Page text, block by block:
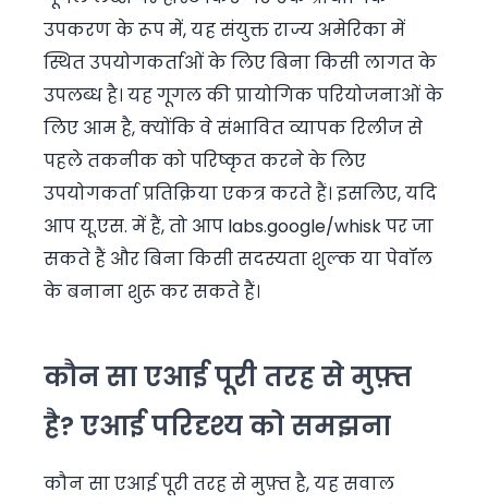
उपकरण के रूप में, यह संयुक्त राज्य अमेरिका में
स्थित उपयोगकर्ताओं के लिए बिना किसी लागत के
उपलब्ध है। यह गूगल की प्रायोगिक परियोजनाओं के
लिए आम है, क्योंकि वे संभावित व्यापक रिलीज से
पहले तकनीक को परिष्कृत करने के लिए
उपयोगकर्ता प्रतिक्रिया एकत्र करते हैं। इसलिए, यदि
आप यू.एस. में हैं, तो आप labs.google/whisk पर जा
सकते हैं और बिना किसी सदस्यता शुल्क या पेवॉल
के बनाना शुरू कर सकते हैं।
कौन सा एआई पूरी तरह से मुफ़्त
है? एआई परिदृश्य को समझना
कौन सा एआई पूरी तरह से मुफ़्त है, यह सवाल